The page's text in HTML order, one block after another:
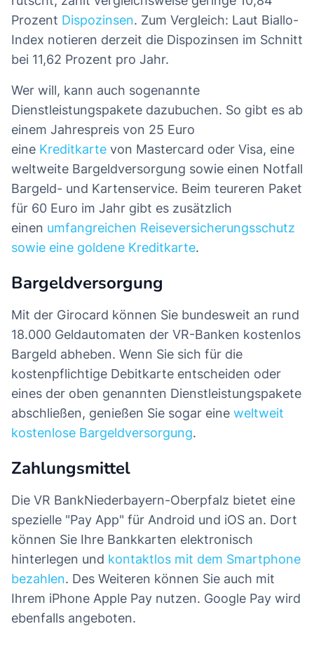
Prozent Dispozinsen. Zum Vergleich: Laut Biallo-
Index notieren derzeit die Dispozinsen im Schnitt
bei 11,62 Prozent pro Jahr.
Wer will, kann auch sogenannte
Dienstleistungspakete dazubuchen. So gibt es ab
einem Jahrespreis von 25 Euro
eine Kreditkarte von Mastercard oder Visa, eine
weltweite Bargeldversorgung sowie einen Notfall
Bargeld- und Kartenservice. Beim teureren Paket
für 60 Euro im Jahr gibt es zusätzlich
einen umfangreichen Reiseversicherungsschutz
sowie eine goldene Kreditkarte.
Bargeldversorgung
Mit der Girocard können Sie bundesweit an rund
18.000 Geldautomaten der VR-Banken kostenlos
Bargeld abheben. Wenn Sie sich für die
kostenpflichtige Debitkarte entscheiden oder
eines der oben genannten Dienstleistungspakete
abschließen, genießen Sie sogar eine weltweit
kostenlose Bargeldversorgung.
Zahlungsmittel
Die VR BankNiederbayern-Oberpfalz bietet eine
spezielle "Pay App" für Android und iOS an. Dort
können Sie Ihre Bankkarten elektronisch
hinterlegen und kontaktlos mit dem Smartphone
bezahlen. Des Weiteren können Sie auch mit
Ihrem iPhone Apple Pay nutzen. Google Pay wird
ebenfalls angeboten.